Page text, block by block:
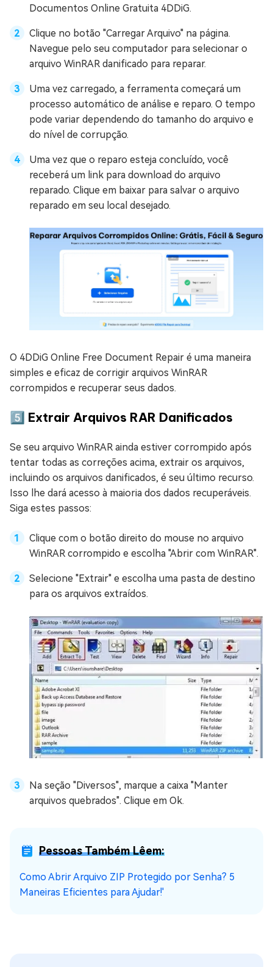
Documentos Online Gratuita 4DDiG.
Clique no botão "Carregar Arquivo" na página.
Navegue pelo seu computador para selecionar o
arquivo WinRAR danificado para reparar.
Uma vez carregado, a ferramenta começará um
processo automático de análise e reparo. O tempo
pode variar dependendo do tamanho do arquivo e
do nível de corrupção.
Uma vez que o reparo esteja concluído, você
receberá um link para download do arquivo
reparado. Clique em baixar para salvar o arquivo
reparado em seu local desejado.
O 4DDiG Online Free Document Repair é uma maneira
simples e eficaz de corrigir arquivos WinRAR
corrompidos e recuperar seus dados.
5️⃣ Extrair Arquivos RAR Danificados
Se seu arquivo WinRAR ainda estiver corrompido após
tentar todas as correções acima, extrair os arquivos,
incluindo os arquivos danificados, é seu último recurso.
Isso lhe dará acesso à maioria dos dados recuperáveis.
Siga estes passos:
Clique com o botão direito do mouse no arquivo
WinRAR corrompido e escolha "Abrir com WinRAR".
Selecione "Extrair" e escolha uma pasta de destino
para os arquivos extraídos.
Na seção "Diversos", marque a caixa "Manter
arquivos quebrados". Clique em Ok.
Pessoas Também Lêem:
Como Abrir Arquivo ZIP Protegido por Senha? 5
Maneiras Eficientes para Ajudar!'